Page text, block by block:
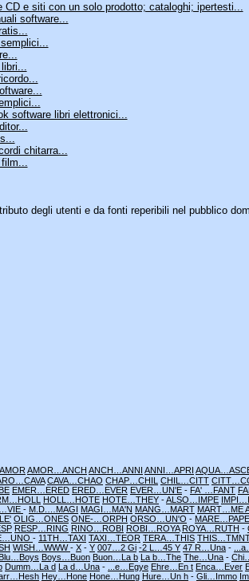
CD e siti con un solo prodotto; cataloghi; ipertesti...
software...
software libri elettronici...
chitarra...
film...
degli utenti e da fonti reperibili nel pubblico
AMOR…ANCH ANCH…ANNI ANNI…APRI
CAVA…CHAO CHAP…CHIL CHIL…CITT
EMER…ERED ERED…EVER EVER…UN'E - FA' …FANT
HOLL…HOTE HOTE…THEY -ALSO…IMPE
- M.D.…MAGI MAGI…MA'N MANG…MART MART…ME A
OLIG…ONES ONE-…ORPH ORSO…UN'O - MARE…PAPE
RESP…RING RINO…ROBI ROBI…ROYA ROYA…RUTH -
- 11TH…TAXI TAXI…TEOR TERA…THIS
WISH…WWW- X - Y 007…2 Gi -2 L…45 Y 47 R…Una -
Boys…Buon Buon…La b La b…The The…Una -
Dumm…La d La d…Una - ...e…Egye Ehre…En t Enca…Ever
Hey…Hone Hone…Hung Hure…Un h - Gli…Immo